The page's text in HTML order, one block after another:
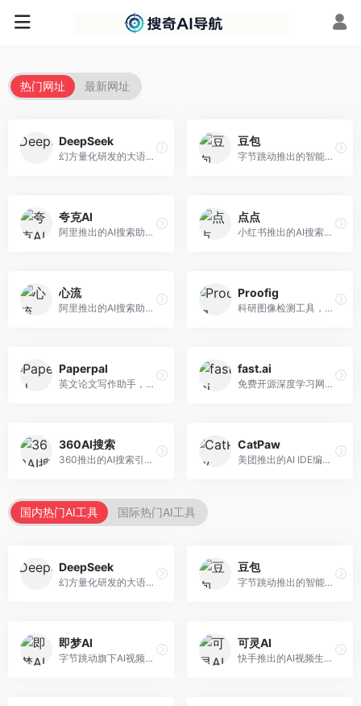
热门网址 最新网址
DeepSeek
幻方量化研发的大语言模型平台，专注于深度推理和代码生成能力。面向开发者、研究人员和技术爱好者，提供强大的逻辑推理和数学计算功能，开源生态完善，API接口友好。
豆包
字节跳动推出的智能对话助手平台，提供文本创作、知识问答、英语学习等多种AI服务。面向普通用户和内容创作者，支持多轮对话和文件解析，免费使用，响应速度快，中文理解能力强。
夸克AI
阿里推出的AI搜索助手，整合搜索与AI功能。面向年轻用户，提供智能搜索、文档处理、学习辅助等服务，与夸克生态深度整合。
点点
小红书推出的AI搜索应用，专注于生活方式内容搜索。面向小红书用户，提供生活攻略、消费决策、内容推荐等服务，生活方式内容丰富。
心流
阿里推出的AI搜索助手，专注于智能信息获取。面向普通用户，提供智能搜索、内容整理、知识问答等服务，与阿里生态深度整合。
Proofig
科研图像检测工具，专注于学术图像完整性验证。面向科研人员，提供图像检测、重复分析、报告生成等服务，学术检测专业。
Paperpal
英文论文写作助手，专注于学术英语润色。面向需要发表国际期刊的研究者，提供语法检查、学术表达优化、格式规范等服务，英语表达地道专业。
fast.ai
免费开源深度学习网站，专注于实用AI教学。面向开发者，提供免费深度学习课程、实战项目、代码库等资源，学习门槛低。
360AI搜索
360推出的AI搜索引擎，专注于安全智能搜索。面向普通用户，提供智能问答、网页搜索、内容整理等服务，安全防护能力强。
CatPaw
美团推出的AI IDE编程工具，专注于本地开发生态。面向开发者，提供智能代码补全、代码生成、项目管理等服务，本地开发体验好。
国内热门AI工具 国际热门AI工具
DeepSeek
幻方量化研发的大语言模型平台，专注于深度推理和代码生成能力。面向开发者、研究人员和技术爱好者，提供强大的逻辑推理和数学计算功能，开源生态完善，API接口友好。
豆包
字节跳动推出的智能对话助手平台，提供文本创作、知识问答、英语学习等多种AI服务。面向普通用户和内容创作者，支持多轮对话和文件解析，免费使用，响应速度快，中文理解能力强。
即梦AI
字节跳动旗下AI视频创作平台，支持多模态内容生成。面向内容创作者和营销人员，提供文生视频、图生视频、智能剪辑等功能，中文理解能力强，创作效率高。
可灵AI
快手推出的AI视频生成平台，支持文生视频和图生视频，可生成长达2分钟的高质量视频内容。面向短视频创作者和营销人员，操作简便，生成效果逼真，适合商业推广和创意表达。